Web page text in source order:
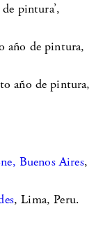
pintura’,
año de pintura,
año de pintura,
Buenos Aires,
, Lima, Peru.